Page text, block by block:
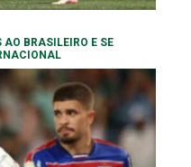
AO BRASILEIRO E SE